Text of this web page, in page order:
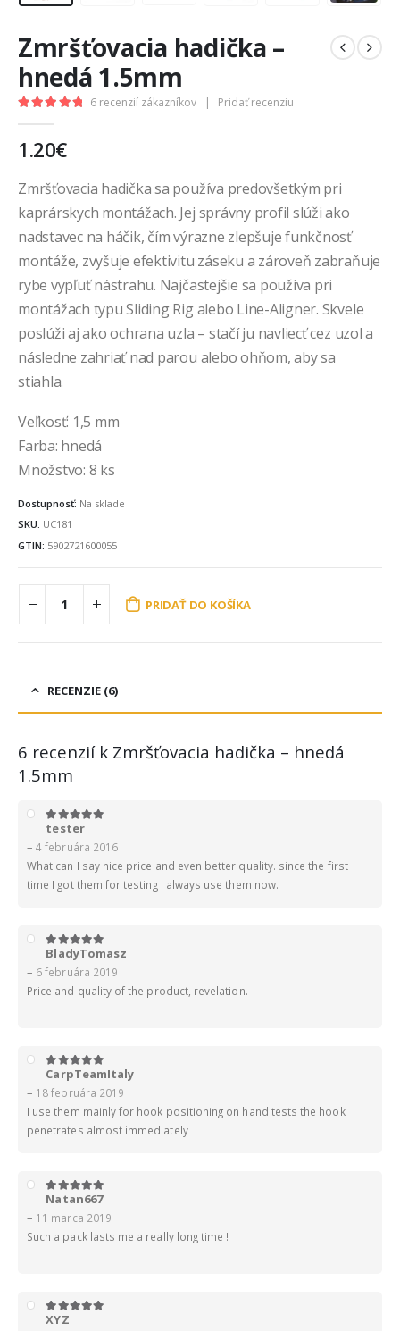
Zmršťovacia hadička –
hnedá 1.5mm
6 recenzií zákazníkov | Pridať recenziu
1.20€
Zmršťovacia hadička sa používa predovšetkým pri
kaprárskych montážach. Jej správny profil slúži ako
nadstavec na háčik, čím výrazne zlepšuje funkčnosť
montáže, zvyšuje efektivitu záseku a zároveň zabraňuje
rybe vypľuť nástrahu. Najčastejšie sa používa pri
montážach typu Sliding Rig alebo Line-Aligner. Skvele
poslúži aj ako ochrana uzla – stačí ju navliecť cez uzol a
následne zahriať nad parou alebo ohňom, aby sa
stiahla.
Veľkosť: 1,5 mm
Farba: hnedá
Množstvo: 8 ks
Dostupnosť: Na sklade
SKU: UC181
GTIN: 5902721600055
PRIDAŤ DO KOŠÍKA
RECENZIE (6)
6 recenzií k Zmršťovacia hadička – hnedá
1.5mm
5z 5
tester
– 4 februára 2016
What can I say nice price and even better quality. since the first
time I got them for testing I always use them now.
5z 5
BladyTomasz
– 6 februára 2019
Price and quality of the product, revelation.
5z 5
CarpTeamItaly
– 18 februára 2019
I use them mainly for hook positioning on hand tests the hook
penetrates almost immediately
5 z 5
Natan667
– 11 marca 2019
Such a pack lasts me a really long time !
5z 5
XYZ